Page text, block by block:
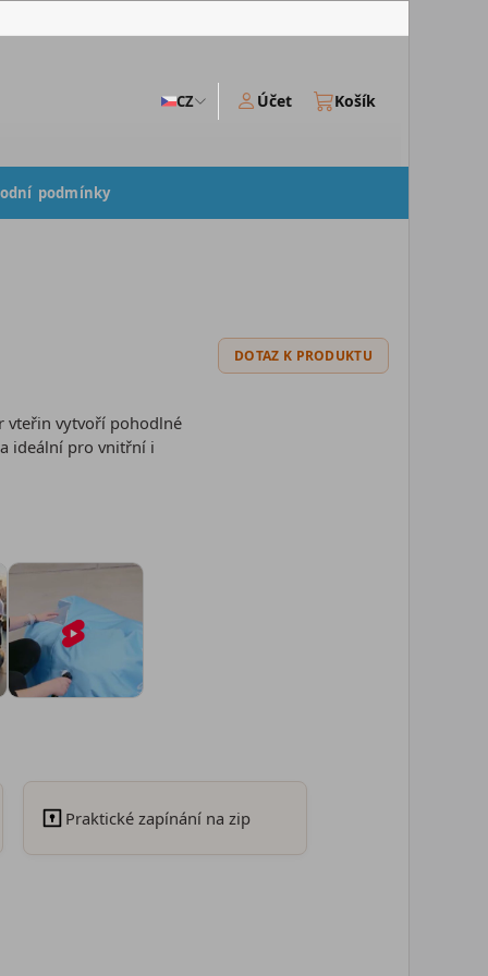
CZ Účet Košík
podmínky
DOTAZ K PRODUKTU
vteřin vytvoří pohodlné
ideální pro vnitřní i
Praktické zapínání na zip